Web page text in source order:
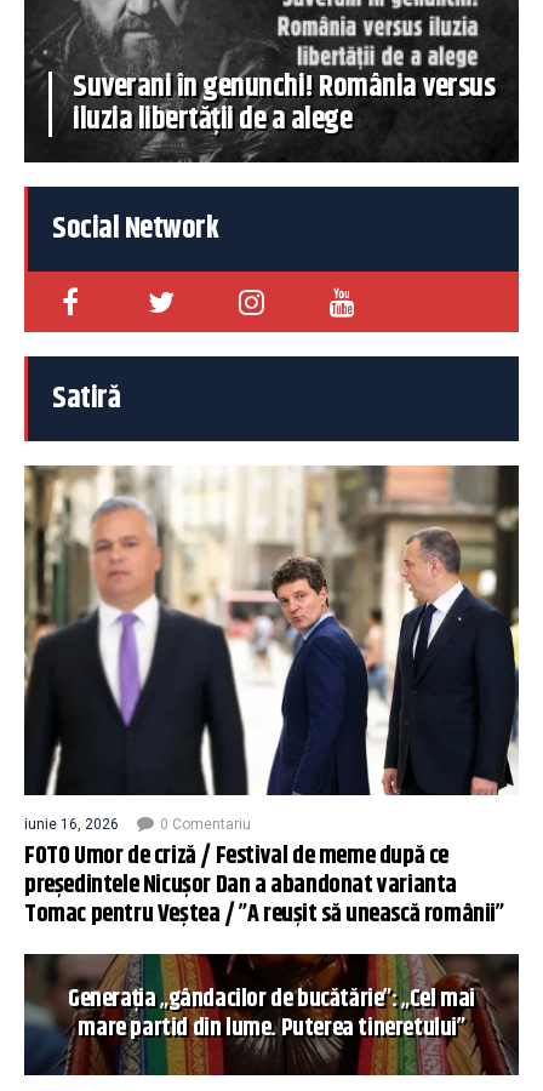
Suverani în genunchi! România versus
iluzia libertății de a alege
Social Network
Satiră
iunie 16, 2026 0 Comentariu
FOTO Umor de criză / Festival de meme după ce
președintele Nicușor Dan a abandonat varianta
Tomac pentru Veștea / ”A reușit să unească românii”
Generația „gândacilor de bucătărie”: „Cel mai
mare partid din lume. Puterea tineretului”